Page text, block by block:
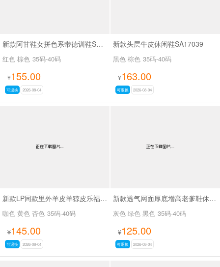
新款阿甘鞋女拼色系带德训鞋SA188-23
红色 棕色 35码-40码
¥155.00
可退换 2026-08-04
新款头层牛皮休闲鞋SA17039
黑色 棕色 35码-40码
¥163.00
可退换 2026-08-04
新款LP同款里外羊皮羊猄皮乐福鞋单鞋SA8115
咖色 黄色 杏色 35码-40码
¥145.00
可退换 2026-08-04
新款透气网面厚底增高老爹鞋休闲鞋SA6878
灰色 绿色 黑色 35码-40码
¥125.00
可退换 2026-08-04